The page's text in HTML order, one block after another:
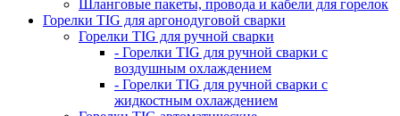
Шланговые пакеты, провода и кабели для горелок
Горелки TIG для аргонодуговой сварки
Горелки TIG для ручной сварки
- Горелки TIG для ручной сварки с
воздушным охлаждением
- Горелки TIG для ручной сварки с
жидкостным охлаждением